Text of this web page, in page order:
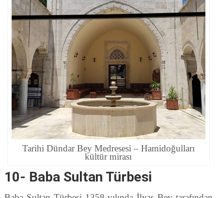
Tarihi Dündar Bey Medresesi – Hamidoğulları
kültür mirası
10- Baba Sultan Türbesi